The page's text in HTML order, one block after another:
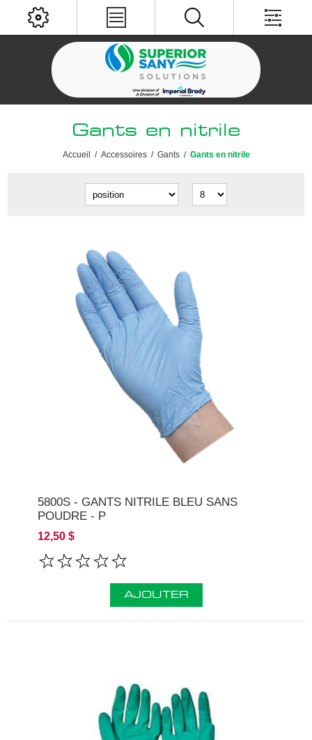
Gants en nitrile
Accueil / Accessoires / Gants / Gants en nitrile
5800S - GANTS NITRILE BLEU SANS
POUDRE - P
12,50 $
AJOUTER